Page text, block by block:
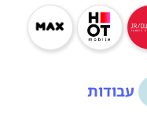
עבודות